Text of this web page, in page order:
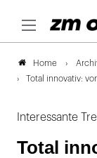
Home
Total innovativ:
Interessante
Total